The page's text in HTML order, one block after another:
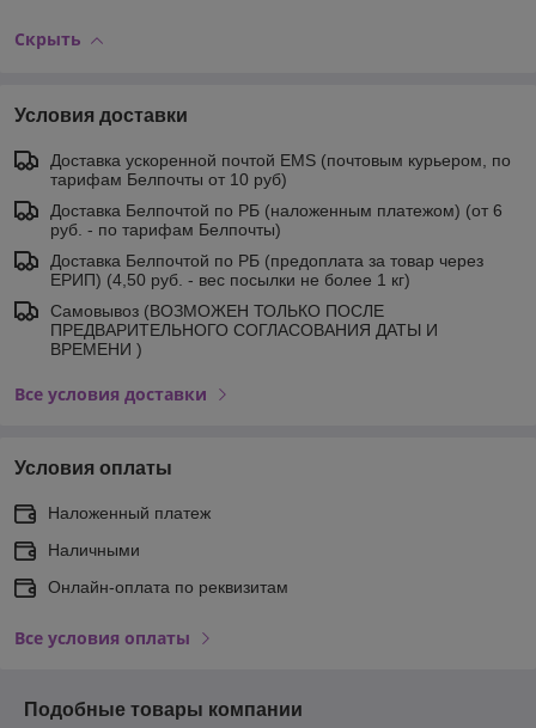
Скрыть
Условия доставки
Доставка ускоренной почтой EMS (почтовым курьером, по
тарифам Белпочты от 10 руб)
Доставка Белпочтой по РБ (наложенным платежом) (от 6
руб. - по тарифам Белпочты)
Доставка Белпочтой по РБ (предоплата за товар через
ЕРИП) (4,50 руб. - вес посылки не более 1 кг)
Самовывоз (ВОЗМОЖЕН ТОЛЬКО ПОСЛЕ
ПРЕДВАРИТЕЛЬНОГО СОГЛАСОВАНИЯ ДАТЫ И
ВРЕМЕНИ )
Все условия доставки
Условия оплаты
Наложенный платеж
Наличными
Онлайн-оплата по реквизитам
Все условия оплаты
Подобные товары компании